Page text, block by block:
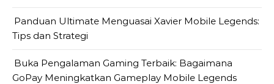
Panduan Ultimate Menguasai Xavier Mobile Legends:
Tips dan Strategi
Buka Pengalaman Gaming Terbaik: Bagaimana
GoPay Meningkatkan Gameplay Mobile Legends